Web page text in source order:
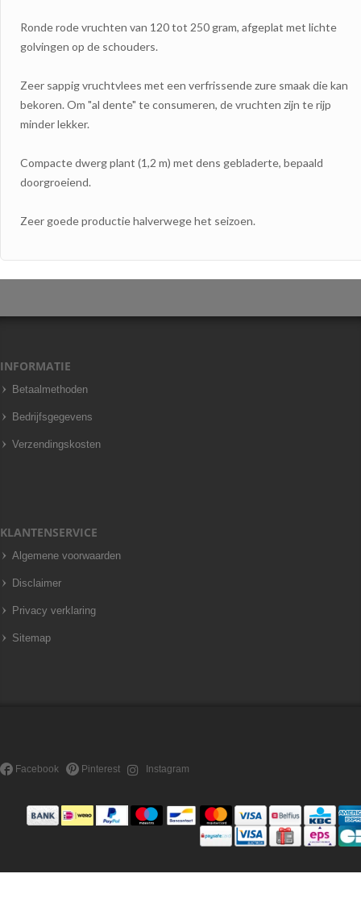
Ronde rode vruchten van 120 tot 250 gram, afgeplat met lichte
golvingen op de schouders.
Zeer sappig vruchtvlees met een verfrissende zure smaak die kan
bekoren. Om "al dente" te consumeren, de vruchten zijn te rijp
minder lekker.
Compacte dwerg plant (1,2 m) met dens gebladerte, bepaald
doorgroeiend.
Zeer goede productie halverwege het seizoen.
INFORMATIE
Betaalmethoden
Bedrijfsgegevens
Verzendingskosten
KLANTENSERVICE
Algemene voorwaarden
Disclaimer
Privacy verklaring
Sitemap
Facebook Pinterest Instagram